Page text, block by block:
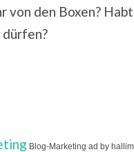
von den Boxen?
Blog-Marketing ad by